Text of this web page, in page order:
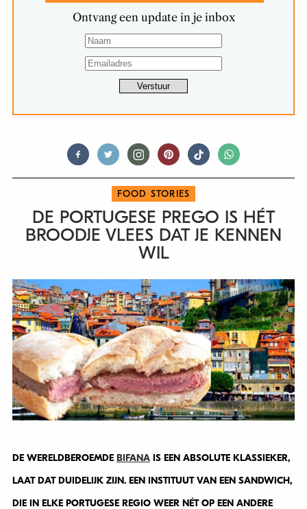
Ontvang een update in je inbox
FOOD STORIES
DE PORTUGESE PREGO IS HÉT
BROODJE VLEES DAT JE KENNEN
WIL
DE WERELDBEROEMDE BIFANAIS EEN ABSOLUTE KLASSIEKER,
LAAT DAT DUIDELIJK ZIJN. EEN INSTITUUT VAN EEN SANDWICH,
DIE IN ELKE PORTUGESE REGIO WEER NÉT OP EEN ANDERE